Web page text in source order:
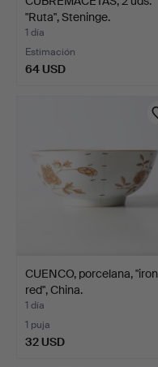
"Ruta", Steninge.
1 día
Estimación
64 USD
CUENCO, porcelana, "iron
red", China.
1 día
1 puja
32 USD